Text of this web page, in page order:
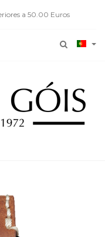
a 50.00 Euros